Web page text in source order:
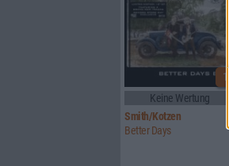
1
Keine Wertung
Smith/Kotzen
Better Days